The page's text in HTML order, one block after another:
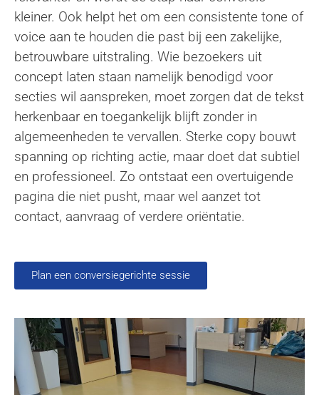
kleiner. Ook helpt het om een consistente tone of
voice aan te houden die past bij een zakelijke,
betrouwbare uitstraling. Wie bezoekers uit
concept laten staan namelijk benodigd voor
secties wil aanspreken, moet zorgen dat de tekst
herkenbaar en toegankelijk blijft zonder in
algemeenheden te vervallen. Sterke copy bouwt
spanning op richting actie, maar doet dat subtiel
en professioneel. Zo ontstaat een overtuigende
pagina die niet pusht, maar wel aanzet tot
contact, aanvraag of verdere oriëntatie.
Plan een conversiegerichte sessie